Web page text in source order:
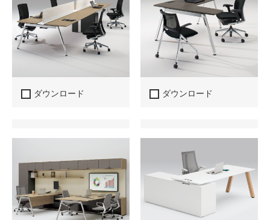
ダウンロード ダウンロード